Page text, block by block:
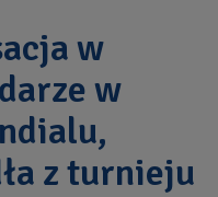
w
w
z turnieju